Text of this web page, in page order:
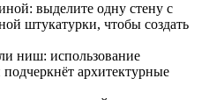
выделите одну стену с
штукатурки, чтобы создать
ниш: использование
архитектурные